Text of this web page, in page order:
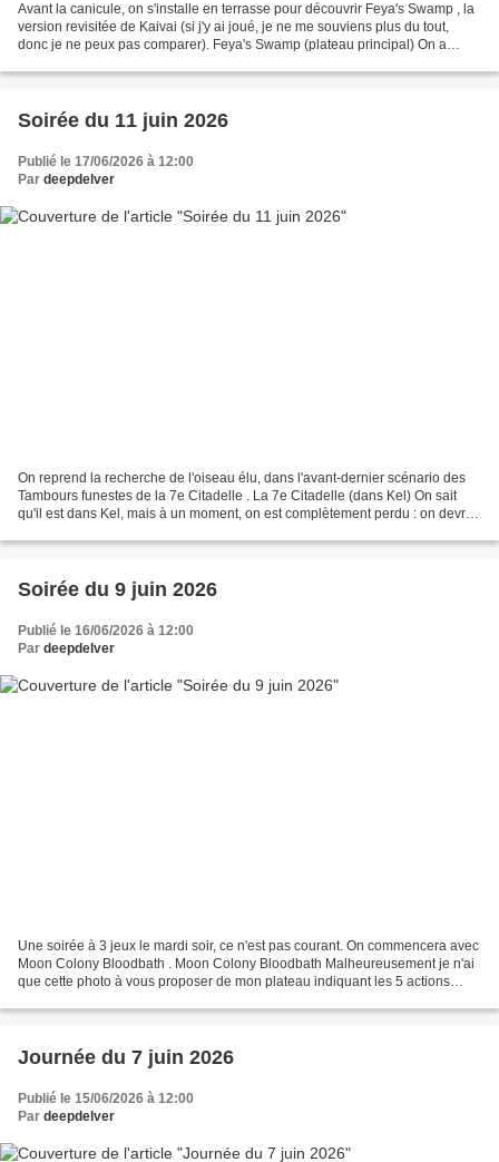
Avant la canicule, on s'installe en terrasse pour découvrir Feya's Swamp , la
version revisitée de Kaivai (si j'y ai joué, je ne me souviens plus du tout,
donc je ne peux pas comparer). Feya's Swamp (plateau principal) On a
Soirée du 11 juin 2026
Publié le 17/06/2026 à 12:00
Par deepdelver
On reprend la recherche de l'oiseau élu, dans l'avant-dernier scénario des
Tambours funestes de la 7e Citadelle . La 7e Citadelle (dans Kel) On sait
qu'il est dans Kel, mais à un moment, on est complètement perdu : on devrait
Soirée du 9 juin 2026
Publié le 16/06/2026 à 12:00
Par deepdelver
Une soirée à 3 jeux le mardi soir, ce n'est pas courant. On commencera avec
Moon Colony Bloodbath . Moon Colony Bloodbath Malheureusement je n'ai
que cette photo à vous proposer de mon plateau indiquant les 5 actions
Journée du 7 juin 2026
Publié le 15/06/2026 à 12:00
Par deepdelver